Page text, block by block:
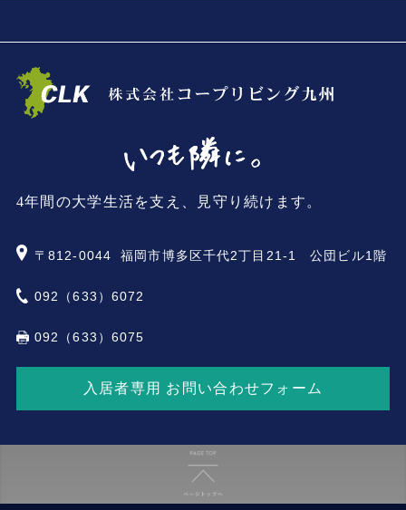
4年間の大学生活を支え、見守り続けます。
〒812-0044 福岡市博多区千代2丁目21-1 公団ビル1階
092（633）6072
092（633）6075
入居者専用 お問い合わせフォーム